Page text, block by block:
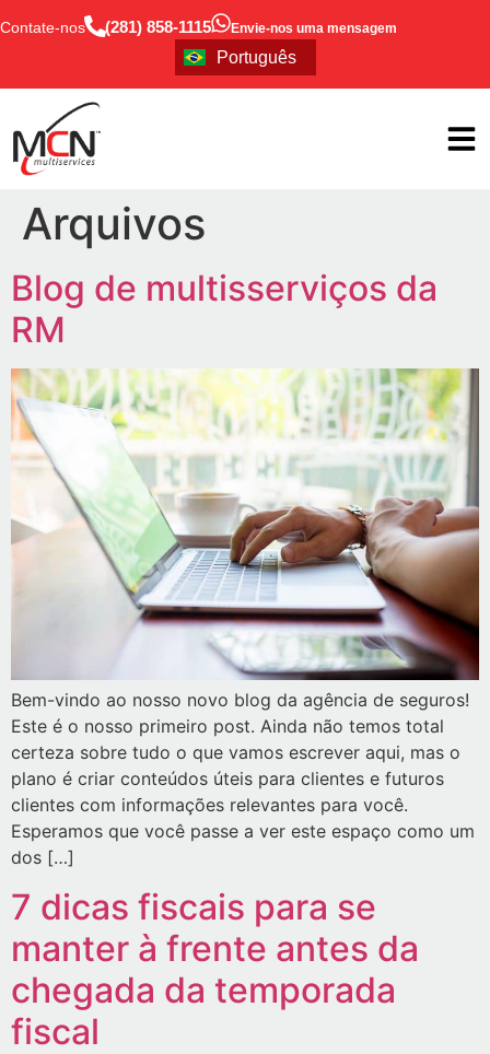
Contate-nos (281) 858-1115 Envie-nos uma mensagem
Português
English
Español
Arquivos
Blog de multisserviços da
RM
Bem-vindo ao nosso novo blog da agência de seguros!
Este é o nosso primeiro post. Ainda não temos total
certeza sobre tudo o que vamos escrever aqui, mas o
plano é criar conteúdos úteis para clientes e futuros
clientes com informações relevantes para você.
Esperamos que você passe a ver este espaço como um
dos […]
7 dicas fiscais para se
manter à frente antes da
chegada da temporada
fiscal